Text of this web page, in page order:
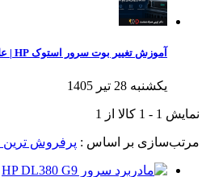
آموزش تغییر بوت سرور استوک HP | علت‌ها، روش عیب‌یابی و راه‌حل‌های کاربردی
یکشنبه 28 تیر 1405
نمایش 1
-
1 کالا از 1
مرتب‌سازی بر اساس : پرفروش ترین